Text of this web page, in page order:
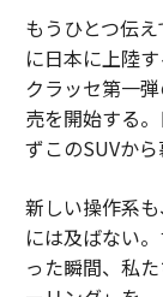
もうひとつ伝
に日本に上陸
クラッセ第一
売を開始する
ずこのSUVから
新しい操作系
には及ばない
った瞬間、私